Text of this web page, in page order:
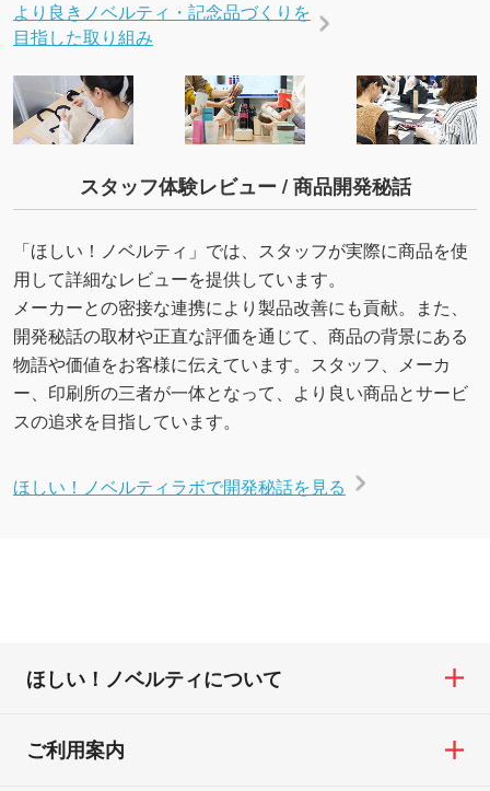
より良きノベルティ・記念品づくりを
目指した取り組み
スタッフ体験レビュー / 商品開発秘話
「ほしい！ノベルティ」では、スタッフが実際に商品を使
用して詳細なレビューを提供しています。
メーカーとの密接な連携により製品改善にも貢献。また、
開発秘話の取材や正直な評価を通じて、商品の背景にある
物語や価値をお客様に伝えています。スタッフ、メーカ
ー、印刷所の三者が一体となって、より良い商品とサービ
スの追求を目指しています。
ほしい！ノベルティラボで開発秘話を見る
ほしい！ノベルティについて
ご利用案内